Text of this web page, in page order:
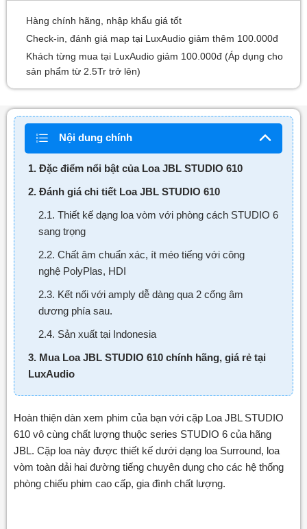
Hàng chính hãng, nhập khẩu giá tốt
Check-in, đánh giá map tại LuxAudio giảm thêm 100.000đ
Khách từng mua tại LuxAudio giảm 100.000đ (Áp dụng cho
sản phẩm từ 2.5Tr trở lên)
Nội dung chính
1. Đặc điểm nổi bật của Loa JBL STUDIO 610
2. Đánh giá chi tiết Loa JBL STUDIO 610
2.1. Thiết kế dạng loa vòm với phòng cách STUDIO 6
sang trọng
2.2. Chất âm chuẩn xác, ít méo tiếng với công
nghệ PolyPlas, HDI
2.3. Kết nối với amply dễ dàng qua 2 cổng âm
dương phía sau.
2.4. Sản xuất tại Indonesia
3. Mua Loa JBL STUDIO 610 chính hãng, giá rẻ tại
LuxAudio
Hoàn thiện dàn xem phim của bạn với cặp Loa JBL STUDIO
610 vô cùng chất lượng thuộc series STUDIO 6 của hãng
JBL. Cặp loa này được thiết kế dưới dạng loa Surround, loa
vòm toàn dải hai đường tiếng chuyên dụng cho các hệ thống
phòng chiếu phim cao cấp, gia đình chất lượng.